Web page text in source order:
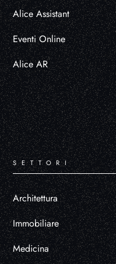
Alice Assistant
Eventi Online
Alice AR
SETTORI
Architettura
Immobiliare
Medicina